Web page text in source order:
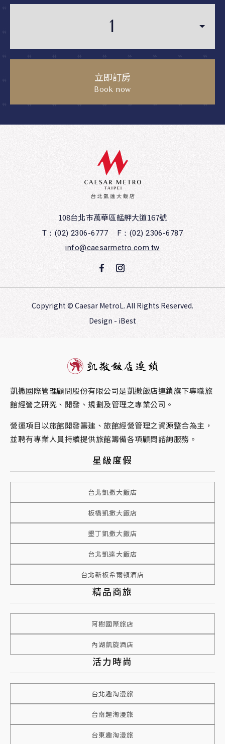
立即訂房
Book now
108台北市萬華區艋舺大道167號
T：(02) 2306-6777
F：(02) 2306-6787
info@caesarmetro.com.tw
Copyright © Caesar MetroL. All Rights Reserved.
Design - iBest
凱撒國際管理顧問股份有限公司是凱撒飯店連鎖旗下專職旅
館經營之研究、開發、規劃及管理之專業公司。
營運項目以旅館開發籌建、旅館經營管理之資源整合為主，
並聘有專業人員持續提供旅館籌備各項顧問諮詢服務。
星級度假
台北凱撒大飯店
板橋凱撒大飯店
墾丁凱撒大飯店
台北凱達大飯店
台北新板希爾頓酒店
精品商旅
阿樹國際旅店
內湖凱旋酒店
活力時尚
台北趣淘漫旅
台南趣淘漫旅
台東趣淘漫旅